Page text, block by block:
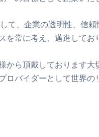
て、企業の透明性、信頼
常に考え、邁進してお
から頂戴しております大
ロバイダーとして世界の